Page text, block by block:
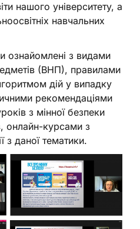
нашого університету, а
навчальних
ознайомлені з видами
(ВНП), правилами
дій у випадку
рекомендаціями
з мінної безпеки
онлайн-курсами з
з даної тематики.